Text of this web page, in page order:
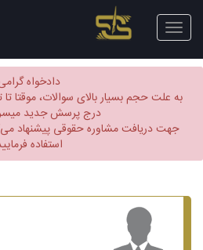
Toggle
navigation
دادخواه
درج پرسش جدید
جهت دریافت مشاوره حقوقی پیشنهاد
استفاده